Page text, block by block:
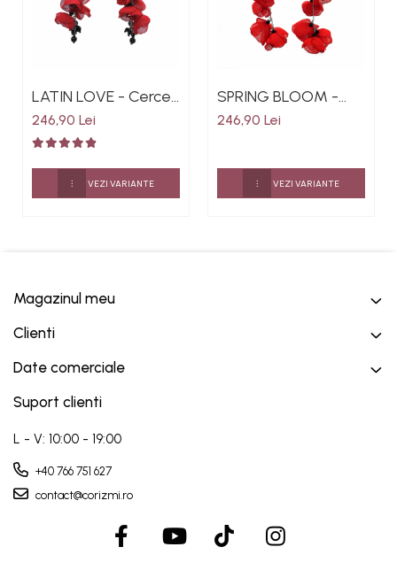
LATIN LOVE - Cercei
lungi stil ciorchine cu
flori din voal
perle si cristale
246,90 Lei
VEZI VARIANTE
SPRING BLOOM -
Cercei foarte lungi
246,90 Lei
VEZI VARIANTE
Magazinul meu
Clienti
Date comerciale
Suport clienti
L - V: 10:00 - 19:00
+40 766 751 627
contact@corizmi.ro